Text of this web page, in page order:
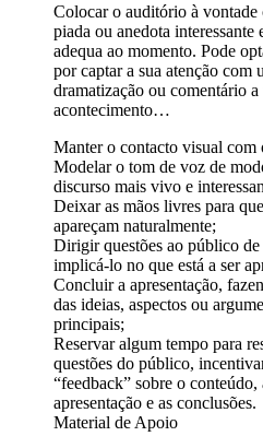
Colocar o auditório à vontade
piada ou anedota interessante
adequa ao momento. Pode
por captar a sua atenção com
dramatização ou comentário a
acontecimento…
Manter o contacto visual com
Modelar o tom de voz de
discurso mais vivo e
Deixar as mãos livres para
apareçam naturalmente;
Dirigir questões ao público de
implicá-lo no que está a ser
Concluir a apresentação,
das ideias, aspectos ou
principais;
Reservar algum tempo para
questões do público,
“feedback” sobre o conteúdo,
apresentação e as conclusões.
Material de Apoio